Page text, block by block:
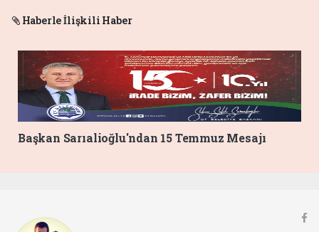
Haberle İlişkili Haber
Başkan Sarıalioğlu'ndan 15 Temmuz Mesajı